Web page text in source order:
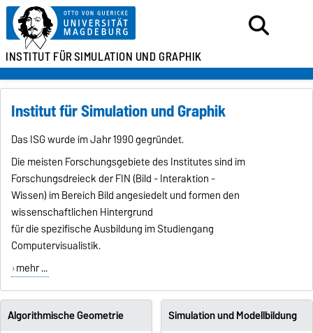
INSTITUT FÜRSIMULATION UND GRAPHIK
Institut für Simulation und Graphik
Das ISG wurde im Jahr 1990 gegründet.
Die meisten Forschungsgebiete des Institutes sind im
Forschungsdreieck der FIN (Bild - Interaktion -
Wissen) im Bereich Bild angesiedelt und formen den
wissenschaftlichen Hintergrund
für die spezifische Ausbildung im Studiengang
Computervisualistik.
mehr ...
Algorithmische Geometrie
Simulation und Modellbildung